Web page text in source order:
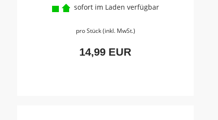
sofort im Laden verfügbar
pro Stück (inkl. MwSt.)
14,99 EUR